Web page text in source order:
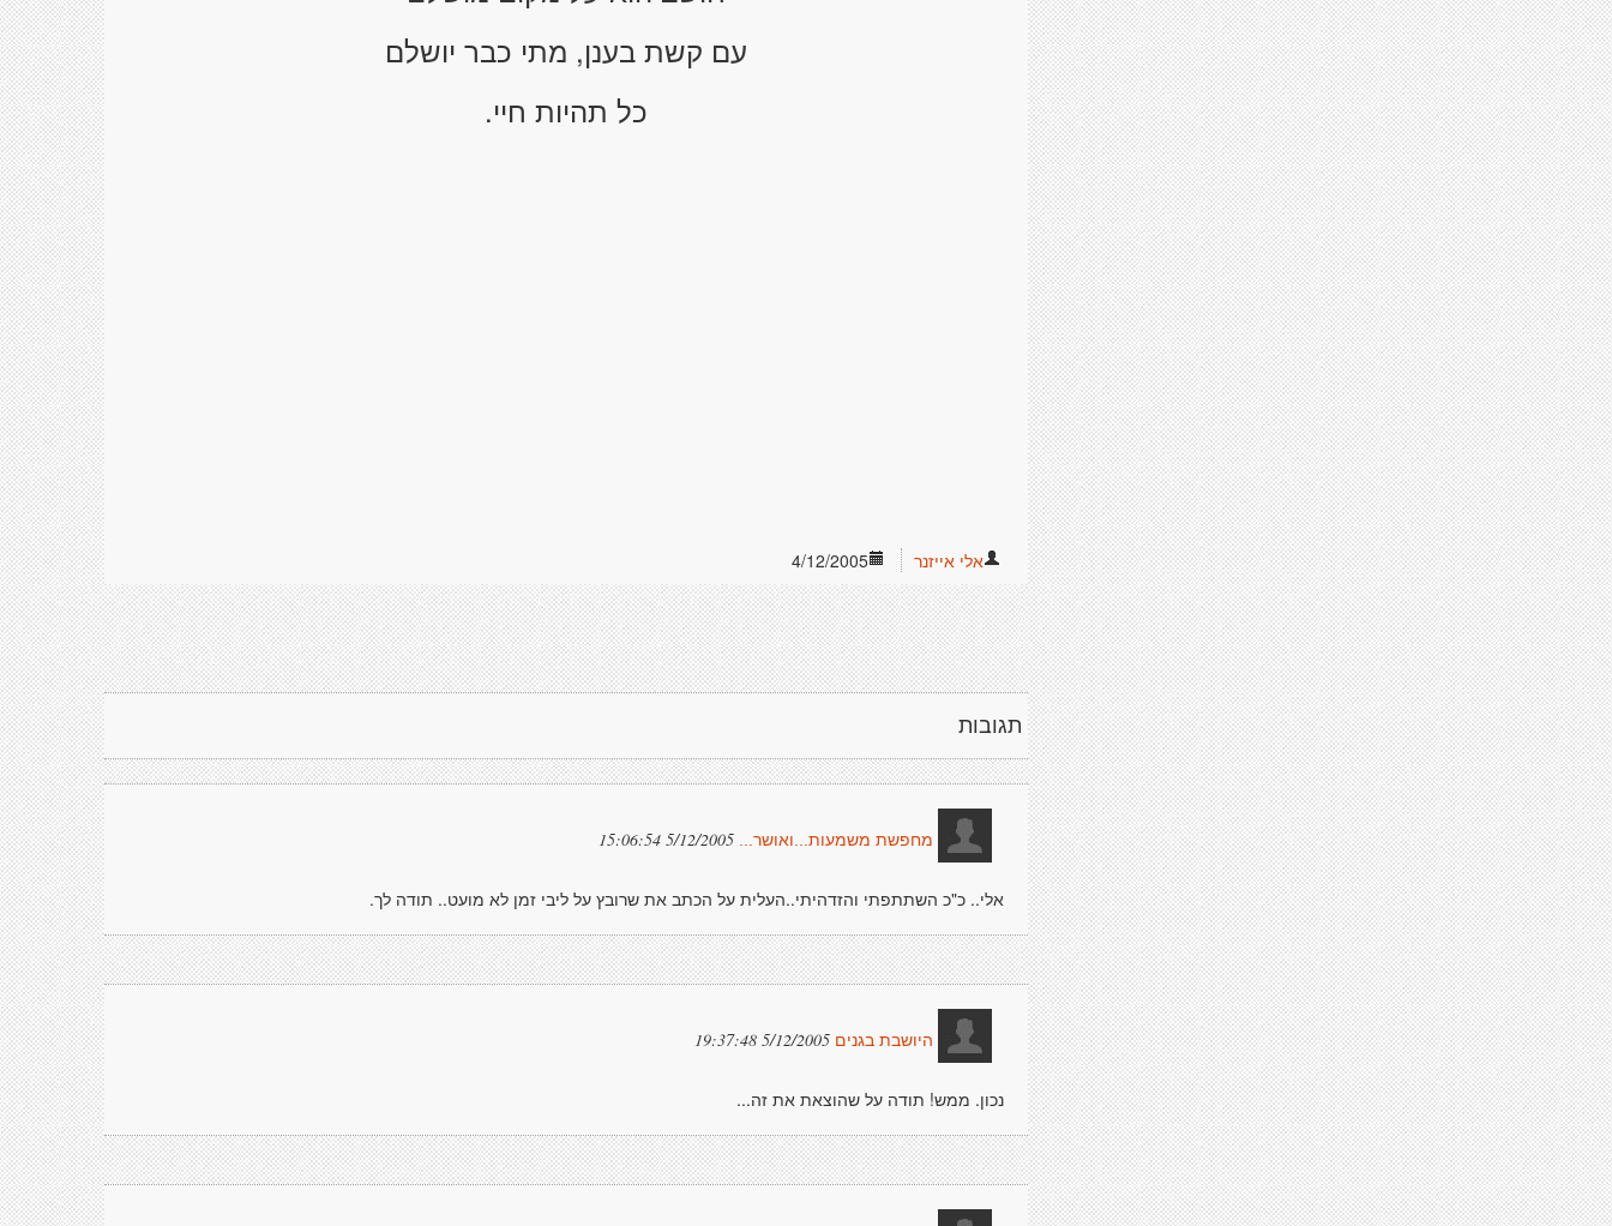
עם קשת בענן, מתי כבר יושלם
כל תהיות חיי.
4/12/2005 אלי אייזנר
תגובות
מחפשת משמעות...ואושר... 5/12/2005 15:06:54
אלי.. כ"כ השתתפתי והזדהיתי..העלית על הכתב את שרובץ על ליבי זמן לא מועט.. תודה לך.
היושבת בגנים 5/12/2005 19:37:48
נכון. ממש! תודה על שהוצאת את זה...